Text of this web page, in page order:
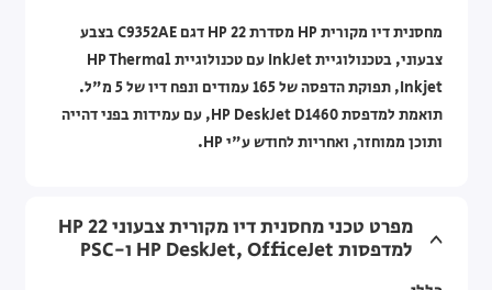
מחסנית דיו מקורית HP מסדרת HP 22 דגם C9352AE בצבע
צבעוני, בטכנולוגיית InkJet עם טכנולוגיית HP Thermal
Inkjet, תפוקת הדפסה של 165 עמודים ונפח דיו של 5 מ"ל.
תואמת למדפסת HP DeskJet D1460, עם עמידות בפני דהייה
ותוכן ממוחזר, ואחריות לחודש ע"י HP.
מפרט טכני מחסנית דיו מקורית צבעוני HP 22
למדפסות HP DeskJet, OfficeJet ו-PSC